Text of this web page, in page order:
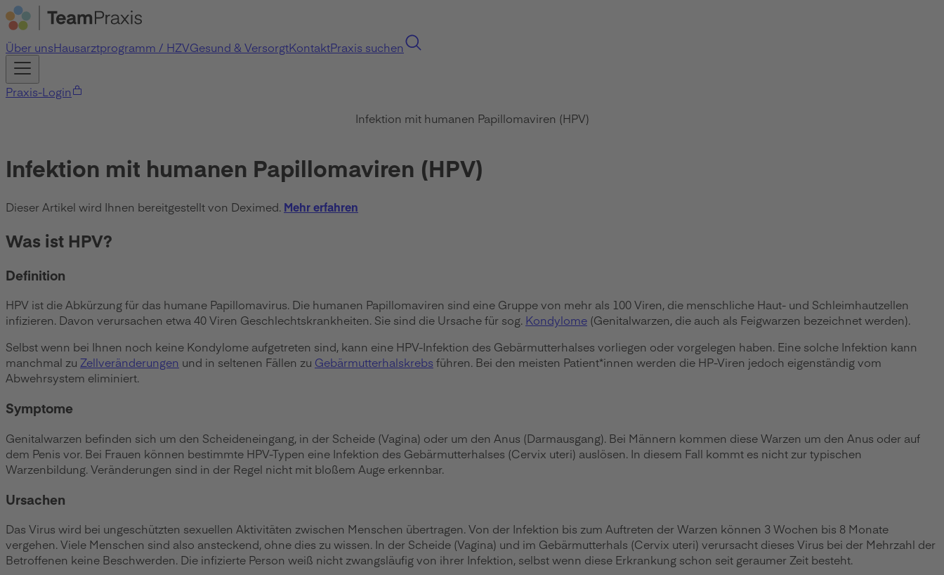
Über unsHausarztprogramm / HZVGesund & VersorgtKontaktPraxis suchen
Praxis-Login
Infektion mit humanen Papillomaviren (HPV)
Infektion mit humanen Papillomaviren (HPV)
Dieser Artikel wird Ihnen bereitgestellt von Deximed. Mehr erfahren
Was ist HPV?
Definition
HPV ist die Abkürzung für das humane Papillomavirus. Die humanen Papillomaviren sind eine Gruppe von mehr als 100 Viren, die menschliche Haut- und Schleimhautzellen
infizieren. Davon verursachen etwa 40 Viren Geschlechtskrankheiten. Sie sind die Ursache für sog. Kondylome (Genitalwarzen, die auch als Feigwarzen bezeichnet werden).
Selbst wenn bei Ihnen noch keine Kondylome aufgetreten sind, kann eine HPV-Infektion des Gebärmutterhalses vorliegen oder vorgelegen haben. Eine solche Infektion kann
manchmal zu Zellveränderungen und in seltenen Fällen zu Gebärmutterhalskrebs führen. Bei den meisten Patient*innen werden die HP-Viren jedoch eigenständig vom
Abwehrsystem eliminiert.
Symptome
Genitalwarzen befinden sich um den Scheideneingang, in der Scheide (Vagina) oder um den Anus (Darmausgang). Bei Männern kommen diese Warzen um den Anus oder auf
dem Penis vor. Bei Frauen können bestimmte HPV-Typen eine Infektion des Gebärmutterhalses (Cervix uteri) auslösen. In diesem Fall kommt es nicht zur typischen
Warzenbildung. Veränderungen sind in der Regel nicht mit bloßem Auge erkennbar.
Ursachen
Das Virus wird bei ungeschützten sexuellen Aktivitäten zwischen Menschen übertragen. Von der Infektion bis zum Auftreten der Warzen können 3 Wochen bis 8 Monate
vergehen. Viele Menschen sind also ansteckend, ohne dies zu wissen. In der Scheide (Vagina) und im Gebärmutterhals (Cervix uteri) verursacht dieses Virus bei der Mehrzahl der
Betroffenen keine Beschwerden. Die infizierte Person weiß nicht zwangsläufig von ihrer Infektion, selbst wenn diese Erkrankung schon seit geraumer Zeit besteht.